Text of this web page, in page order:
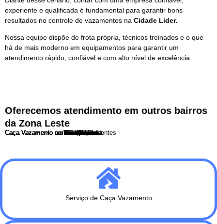
experiente e qualificada é fundamental para garantir bons
resultados no controle de vazamentos na Cidade Lider.
Nossa equipe dispõe de frota própria, técnicos treinados e o que
há de mais moderno em equipamentos para garantir um
atendimento rápido, confiável e com alto nível de excelência.
Oferecemos atendimento em outros bairros
da Zona Leste
Caça Vazamento no Tatuapé
Caça Vazamento na Penha
Caça Vazamento na Vila Carrão
Caça Vazamento na Vila Formosa
Caça Vazamento na Vila Jacuí
Caça Vazamento na Vila Matilde
Caça Vazamento na Vila Prudente
Caça Vazamento na Mooca
Caça Vazamento no Belenzinho
Caça Vazamento em Analia Franco
Caça Vazamento em Aricanduva
Caça Vazamento em São Mateus
Caça Vazamento em Guaianases
Caça Vazamento em Cangaiba
Caça Vazamento em São Miguel
Caça Vazamento em Artur Alvim
Caça Vazamento no Itaim Paulista
Caça Vazamento em Cidade Tiradentes
Caça Vazamento na Cidade Lider
Serviço de Caça Vazamento